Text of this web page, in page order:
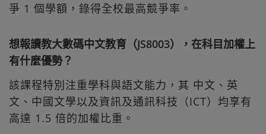
爭 1 個學額，錄得全校最高競爭率。
想報讀教大數碼中文教育（JS8003），在科目加權上
有什麼優勢？
該課程特別注重學科與語文能力，其 中文、英
文、中國文學以及資訊及通訊科技（ICT）均享有
高達 1.5 倍的加權比重。